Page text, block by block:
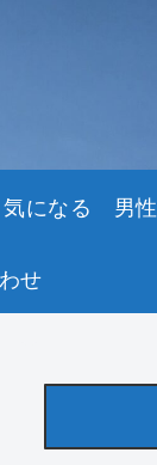
気になる 男性
せ